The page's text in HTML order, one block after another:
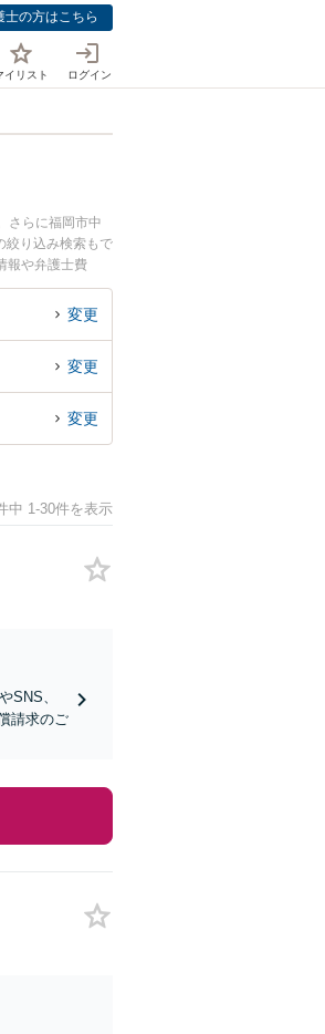
士の方はこちら
イリスト ログイン
さらに福岡市中
絞り込み検索もで
報や弁護士費
トラブルのトラブ
の相談者さんに
変更
変更
変更
中 1-30件を表示
SNS、
請求のご